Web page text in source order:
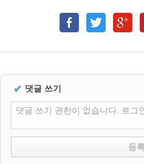
✔ 댓글 쓰기
댓글 쓰기 권한이 없습니다. 로그